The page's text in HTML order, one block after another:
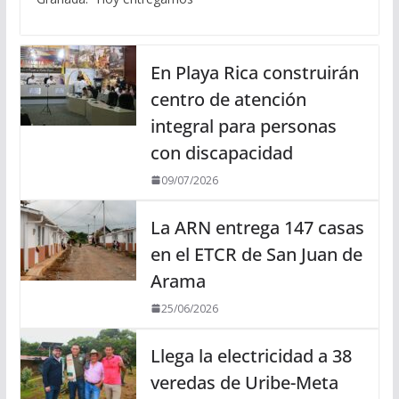
En Playa Rica construirán
centro de atención
integral para personas
con discapacidad
09/07/2026
La ARN entrega 147 casas
en el ETCR de San Juan de
Arama
25/06/2026
Llega la electricidad a 38
veredas de Uribe-Meta